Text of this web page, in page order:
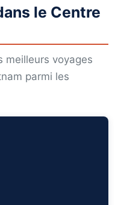
le Centre
meilleurs voyages
parmi les